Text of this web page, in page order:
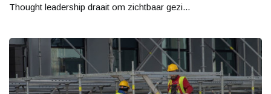
Thought leadership draait om zichtbaar gezi...